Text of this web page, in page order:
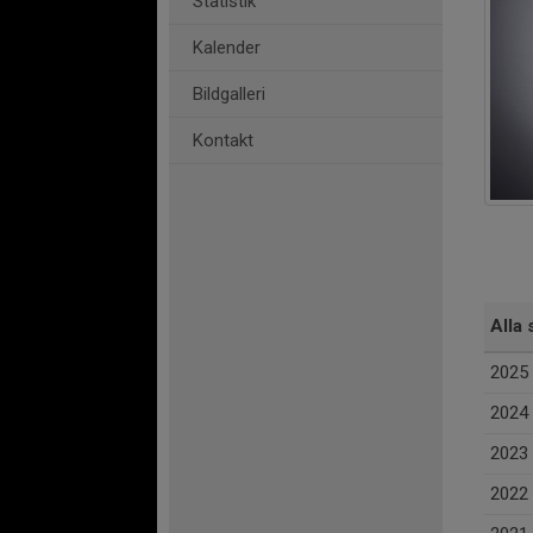
Kalender
Bildgalleri
Kontakt
Alla
2025
2024
2023
2022